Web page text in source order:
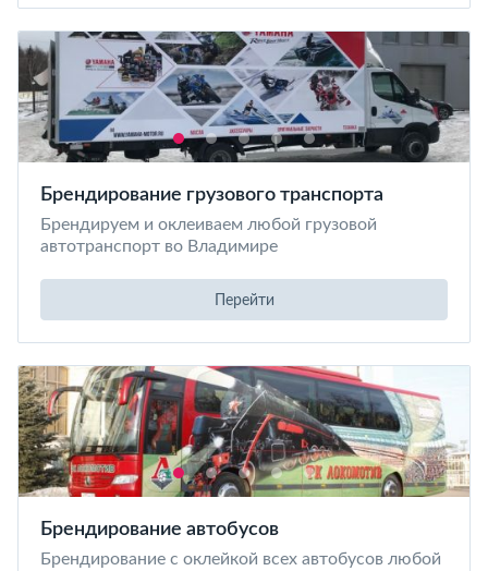
Брендирование грузового транспорта
Брендируем и оклеиваем любой грузовой
автотранспорт во Владимире
Перейти
Брендирование автобусов
Брендирование с оклейкой всех автобусов любой